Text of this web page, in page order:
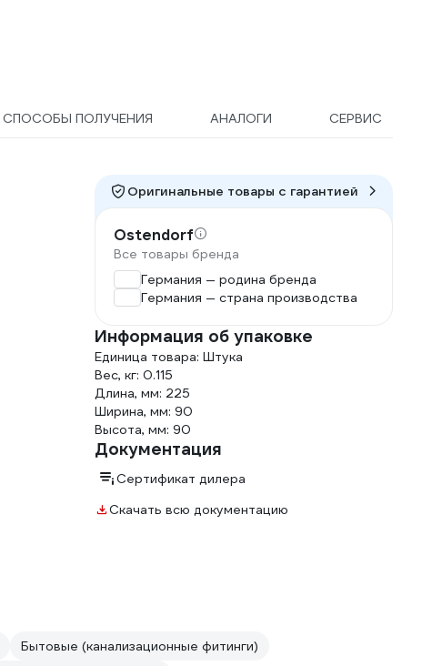
СПОСОБЫ ПОЛУЧЕНИЯ АНАЛОГИ СЕРВИС
Оригинальные товары c гарантией
Ostendorf
Все товары бренда
Германия — родина бренда
Германия — страна производства
Информация об упаковке
Единица товара: Штука
Вес, кг: 0.115
Длина, мм: 225
Ширина, мм: 90
Высота, мм: 90
Документация
Сертификат дилера
Скачать всю документацию
Бытовые (канализационные фитинги)